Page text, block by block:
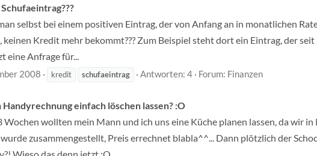
selbst bei einem positiven Eintrag, der von Anfang an in monatlichen
Kredit mehr bekommt??? Zum Beispiel steht dort ein Eintrag, der
Anfrage für...
2008 kredit schufaeintrag Antworten: 4 Forum: Finanzen
einfach löschen lassen? :O
Wochen wollten mein Mann und ich uns eine Küche planen lassen, da wir in
zusammengestellt, Preis errechnet blabla^^... Dann plötzlich der
Wieso das denn jetzt :O...